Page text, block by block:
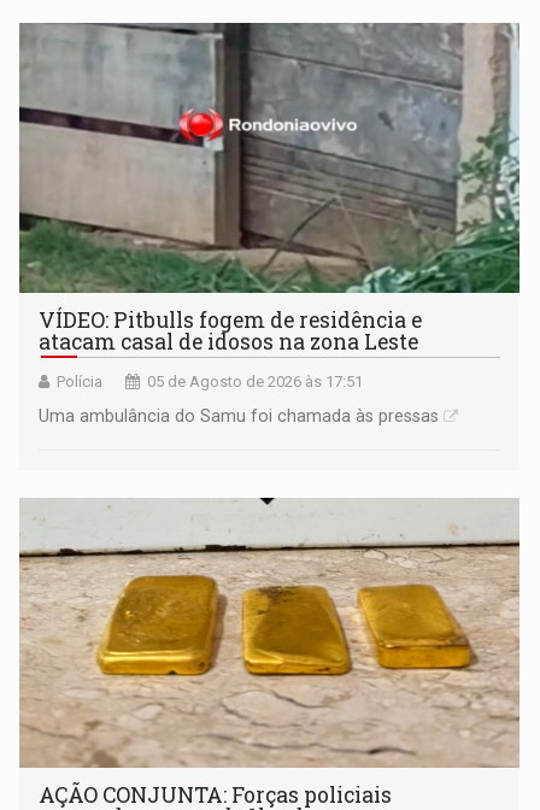
VÍDEO: Pitbulls fogem de residência e
atacam casal de idosos na zona Leste
Polícia 05 de Agosto de 2026 às 17:51
Uma ambulância do Samu foi chamada às pressas
AÇÃO CONJUNTA: Forças policiais